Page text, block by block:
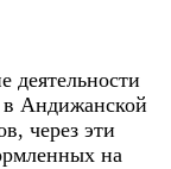
деятельности
в Андижанской
через эти
на